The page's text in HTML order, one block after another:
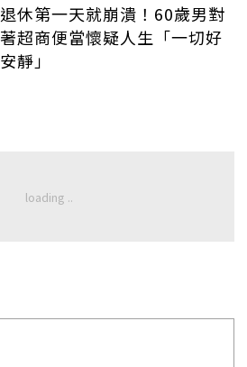
退休第一天就崩潰！60歲男對
著超商便當懷疑人生「一切好
安靜」